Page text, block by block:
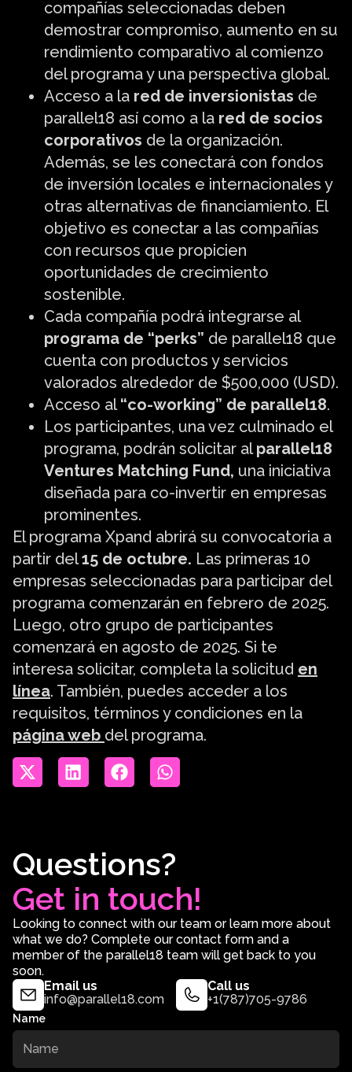
compañías seleccionadas deben
demostrar compromiso, aumento en su
rendimiento comparativo al comienzo
del programa y una perspectiva global.
Acceso a la red de inversionistas de
parallel18 así como a la red de socios
corporativos de la organización.
Además, se les conectará con fondos
de inversión locales e internacionales y
otras alternativas de financiamiento. El
objetivo es conectar a las compañías
con recursos que propicien
oportunidades de crecimiento
sostenible.
Cada compañía podrá integrarse al
programa de “perks” de parallel18 que
cuenta con productos y servicios
valorados alrededor de $500,000 (USD).
Acceso al“co-working” de parallel18.
Los participantes, una vez culminado el
programa, podrán solicitar alparallel18
Ventures Matching Fund, una iniciativa
diseñada para co-invertir en empresas
prominentes.
El programa Xpand abrirá su convocatoria a
partir del15 de octubre. Las primeras 10
empresas seleccionadas para participar del
programa comenzarán en febrero de 2025.
Luego, otro grupo de participantes
comenzará en agosto de 2025. Si te
interesa solicitar, completa la solicitud en
línea. También, puedes acceder a los
requisitos, términos y condiciones en la
página web del programa.
Questions?
Get in touch!
Looking to connect with our team or learn more about
what we do? Complete our contact form and a
member of the parallel18 team will get back to you
soon.
Email us
info@parallel18.com
Call us
+1(787)705-9786
Name